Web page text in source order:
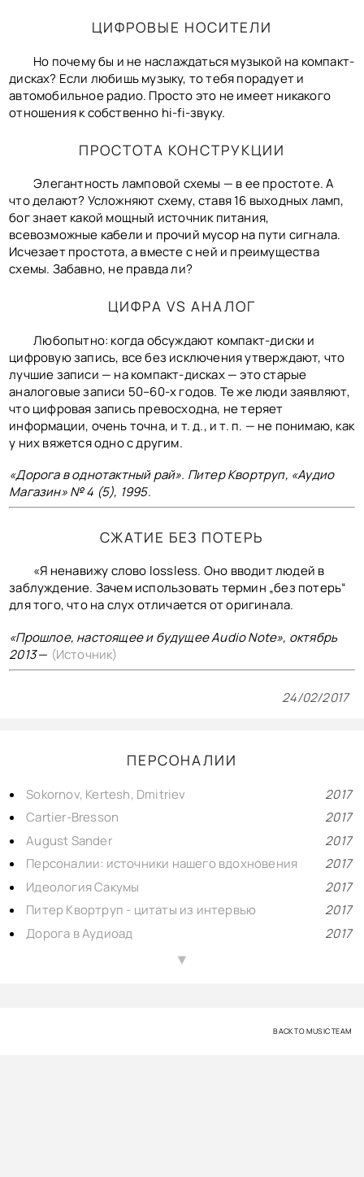
ЦИФРОВЫЕ НОСИТЕЛИ
Но почему бы и не наслаждаться музыкой на компакт-
дисках? Если любишь музыку, то тебя порадует и
автомобильное радио. Просто это не имеет никакого
отношения к собственно hi-fi-звуку.
ПРОСТОТА КОНСТРУКЦИИ
Элегантность ламповой схемы — в ее простоте. А
что делают? Усложняют схему, ставя 16 выходных ламп,
бог знает какой мощный источник питания,
всевозможные кабели и прочий мусор на пути сигнала.
Исчезает простота, а вместе с ней и преимущества
схемы. Забавно, не правда ли?
ЦИФРА VS АНАЛОГ
Любопытно: когда обсуждают компакт-диски и
цифровую запись, все без исключения утверждают, что
лучшие записи — на компакт-дисках — это старые
аналоговые записи 50–60-х годов. Те же люди заявляют,
что цифровая запись превосходна, не теряет
информации, очень точна, и т. д., и т. п. — не понимаю, как
у них вяжется одно с другим.
«Дорога в однотактный рай». Питер Квортруп, «Аудио
Магазин» № 4 (5), 1995.
СЖАТИЕ БЕЗ ПОТЕРЬ
«Я ненавижу слово lossless. Оно вводит людей в
заблуждение. Зачем использовать термин „без потерь“
для того, что на слух отличается от оригинала.
«Прошлое, настоящее и будущее Audio Note», октябрь
2013— (Источник)
24/02/2017
ПЕРСОНАЛИИ
Sokornov, Kertesh, Dmitriev
2017
Cartier-Bresson
2017
August Sander
2017
Персоналии: источники нашего вдохновения
2017
Идеология Сакумы
2017
Питер Квортруп - цитаты из интервью
2017
Дорога в Аудиоад
2017
▲
BACK TO MUSIC TEAM